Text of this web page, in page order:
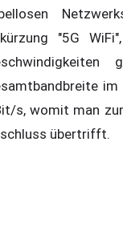
"5G
s, womit man
übertrifft.